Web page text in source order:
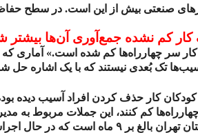
صنعتی بیش از این است‌. در سطح
کم نشده جمع‌آوری آن‌ها بیشتر
کار سر چهارراه‌ها کم شده است.» آماری
تک بُعدی نیستند که با یک اشاره حل
کار حذف کردن افراد آسیب دیده
کم کنند، این جملات مربوط به
تهران بالغ بر ۹ ماه است که در حال